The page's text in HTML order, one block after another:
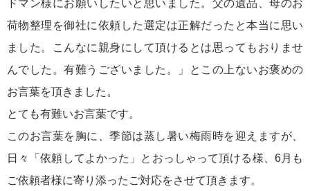
ドマン様にお願いしたいと思いました。父の遺品、母のお
荷物整理を御社に依頼した選定は正解だったと本当に思い
ました。こんなに親身にして頂けるとは思ってもおりませ
んでした。有難うございました。」とこの上ないお褒めの
お言葉を頂きました。
とても有難いお言葉です。
このお言葉を胸に、季節は蒸し暑い梅雨時を迎えますが、
日々「依頼してよかった」とおっしゃって頂ける様、6月も
ご依頼者様に寄り添ったご対応をさせて頂きます。